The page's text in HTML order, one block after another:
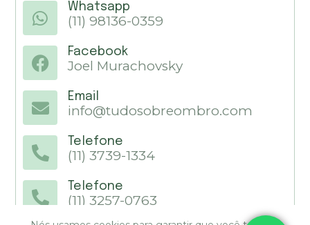
Whatsapp
(11) 98136-0359
Facebook
Joel Murachovsky
Email
info@tudosobreombro.com
Telefone
(11) 3739-1334
Telefone
(11) 3257-0763